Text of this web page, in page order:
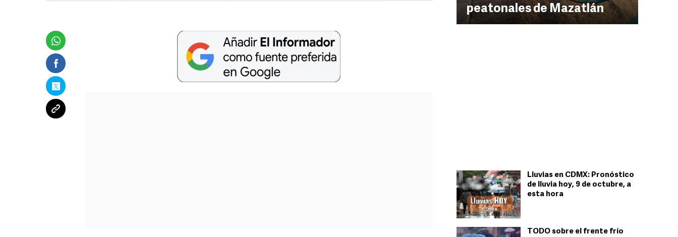
peatonales de Mazatlán
Lluvias en CDMX: Pronóstico
de lluvia hoy, 9 de octubre, a
esta hora
TODO sobre el frente frío